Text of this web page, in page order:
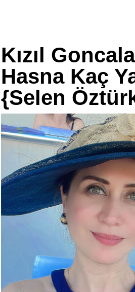
Kızıl
Hasna Kaç
{Selen